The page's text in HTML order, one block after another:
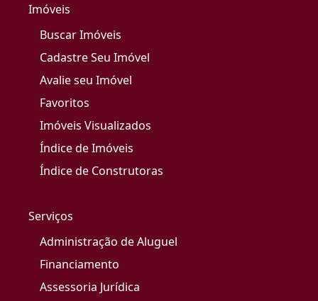
Imóveis
Buscar Imóveis
Cadastre Seu Imóvel
Avalie seu Imóvel
Favoritos
Imóveis Visualizados
Índice de Imóveis
Índice de Construtoras
Serviços
Administração de Aluguel
Financiamento
Assessoria Jurídica